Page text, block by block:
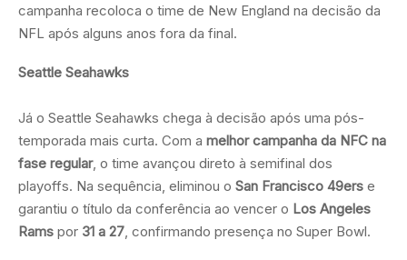
campanha recoloca o time de New England na decisão da
NFL após alguns anos fora da final.
Seattle Seahawks
Já o Seattle Seahawks chega à decisão após uma pós-
temporada mais curta. Com a melhor campanha da NFC na
fase regular, o time avançou direto à semifinal dos
playoffs. Na sequência, eliminou o San Francisco 49ers e
garantiu o título da conferência ao vencer o Los Angeles
Rams por 31 a 27 , confirmando presença no Super Bowl.